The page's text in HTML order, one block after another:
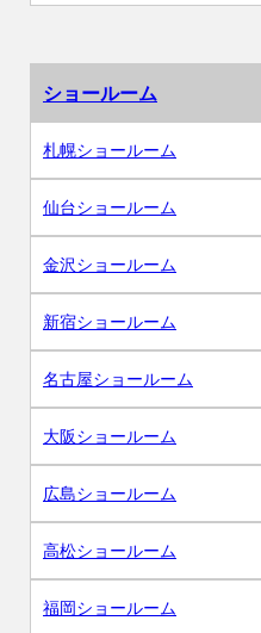
ショールーム
札幌ショールーム
仙台ショールーム
金沢ショールーム
新宿ショールーム
名古屋ショールーム
大阪ショールーム
広島ショールーム
高松ショールーム
福岡ショールーム